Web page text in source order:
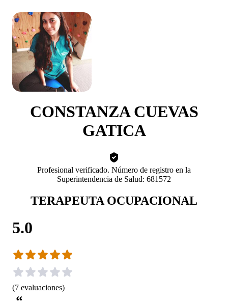
CONSTANZA CUEVAS
GATICA
Profesional verificado. Número de registro en la
Superintendencia de Salud: 681572
TERAPEUTA OCUPACIONAL
5.0
(7 evaluaciones)